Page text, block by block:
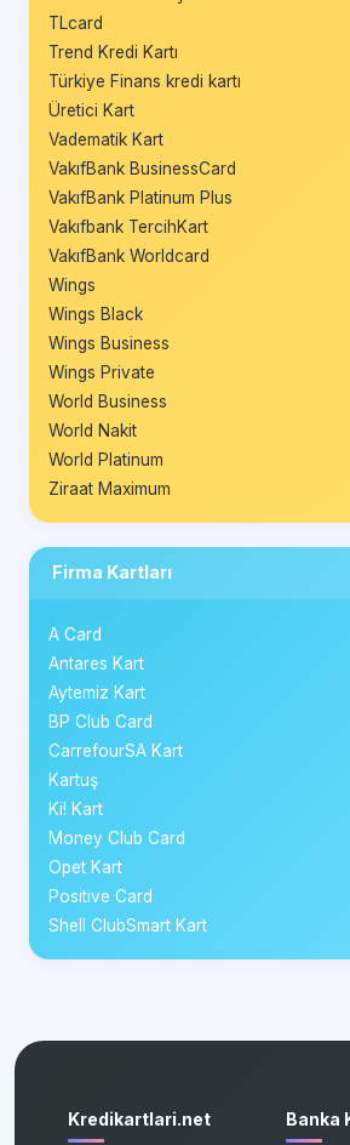
TLcard
Trend Kredi Kartı
Türkiye Finans kredi kartı
Üretici Kart
Vadematik Kart
VakıfBank BusinessCard
VakıfBank Platinum Plus
Vakıfbank TercihKart
VakıfBank Worldcard
Wings
Wings Black
Wings Business
Wings Private
World Business
World Nakit
World Platinum
Ziraat Maximum
Firma Kartları
A Card
Antares Kart
Aytemiz Kart
BP Club Card
CarrefourSA Kart
Kartuş
Ki! Kart
Money Club Card
Opet Kart
Positive Card
Shell ClubSmart Kart
Kredikartlari.net Banka